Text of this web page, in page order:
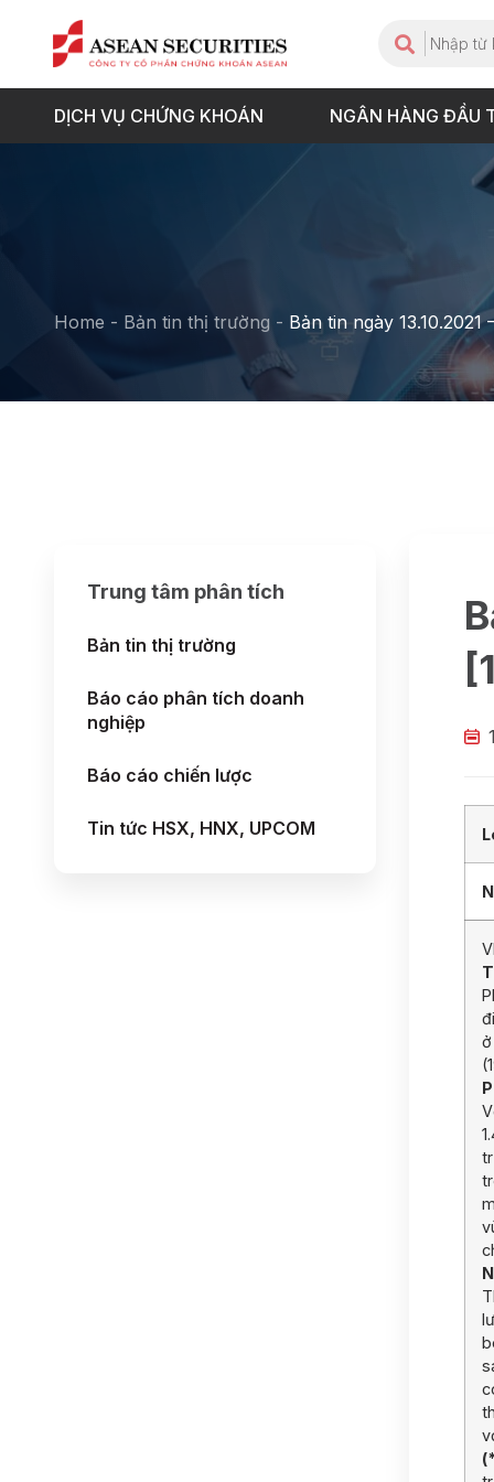
DỊCH VỤ CHỨNG KHOÁN NGÂN HÀNG ĐẦU
Home - Bản tin thị trường - Bản tin ngày
Trung tâm phân tích
Bản tin thị trường
Báo cáo phân tích doanh
nghiệp
Báo cáo chiến lược
Tin tức HSX, HNX, UPCOM